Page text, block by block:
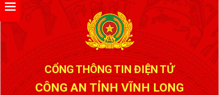
CỔNG THÔNG TIN ĐIỆN TỬ
CÔNG AN TỈNH VĨNH LONG